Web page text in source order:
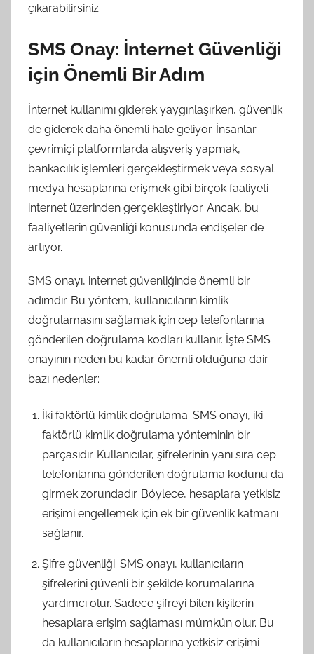
çıkarabilirsiniz.
SMS Onay: İnternet Güvenliği
için Önemli Bir Adım
İnternet kullanımı giderek yaygınlaşırken, güvenlik
de giderek daha önemli hale geliyor. İnsanlar
çevrimiçi platformlarda alışveriş yapmak,
bankacılık işlemleri gerçekleştirmek veya sosyal
medya hesaplarına erişmek gibi birçok faaliyeti
internet üzerinden gerçekleştiriyor. Ancak, bu
faaliyetlerin güvenliği konusunda endişeler de
artıyor.
SMS onayı, internet güvenliğinde önemli bir
adımdır. Bu yöntem, kullanıcıların kimlik
doğrulamasını sağlamak için cep telefonlarına
gönderilen doğrulama kodları kullanır. İşte SMS
onayının neden bu kadar önemli olduğuna dair
bazı nedenler:
İki faktörlü kimlik doğrulama: SMS onayı, iki
faktörlü kimlik doğrulama yönteminin bir
parçasıdır. Kullanıcılar, şifrelerinin yanı sıra cep
telefonlarına gönderilen doğrulama kodunu da
girmek zorundadır. Böylece, hesaplara yetkisiz
erişimi engellemek için ek bir güvenlik katmanı
sağlanır.
Şifre güvenliği: SMS onayı, kullanıcıların
şifrelerini güvenli bir şekilde korumalarına
yardımcı olur. Sadece şifreyi bilen kişilerin
hesaplara erişim sağlaması mümkün olur. Bu
da kullanıcıların hesaplarına yetkisiz erişimi